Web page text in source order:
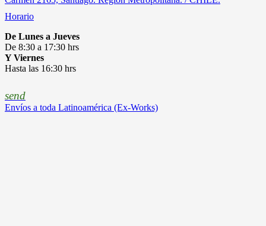
Horario
De Lunes a Jueves
De 8:30 a 17:30 hrs
Y Viernes
Hasta las 16:30 hrs
send
Envíos a toda Latinoamérica (Ex-Works)